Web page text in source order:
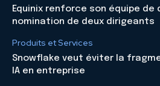
Equinix renforce son équipe
nomination de deux dirigeants
Produits et Services
Snowflake veut éviter la
IA en entreprise